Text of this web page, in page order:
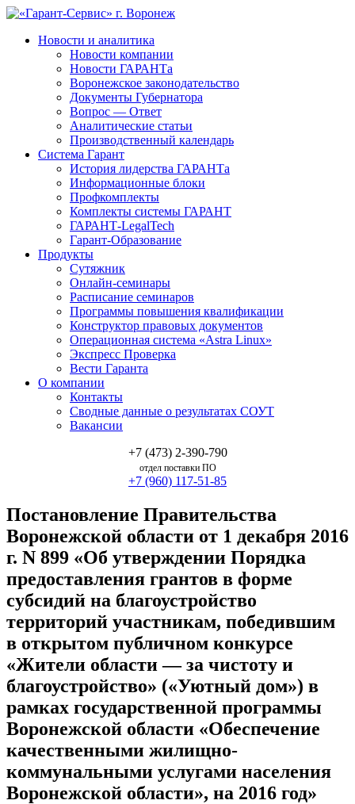
Новости и аналитика
Новости компании
Новости ГАРАНТа
Воронежское законодательство
Документы Губернатора
Вопрос — Ответ
Аналитические статьи
Производственный календарь
Система Гарант
История лидерства ГАРАНТа
Информационные блоки
Профкомплекты
Комплекты системы ГАРАНТ
ГАРАНТ-LegalTech
Гарант-Образование
Продукты
Сутяжник
Онлайн-семинары
Расписание семинаров
Программы повышения квалификации
Конструктор правовых документов
Операционная система «Astra Linux»
Экспресс Проверка
Вести Гаранта
О компании
Контакты
Сводные данные о результатах СОУТ
Вакансии
+7 (473) 2-390-790
отдел поставки ПО
+7 (960) 117-51-85
Постановление Правительства
Воронежской области от 1 декабря 2016
г. N 899 «Об утверждении Порядка
предоставления грантов в форме
субсидий на благоустройство
территорий участникам, победившим
в открытом публичном конкурсе
«Жители области — за чистоту и
благоустройство» («Уютный дом») в
рамках государственной программы
Воронежской области «Обеспечение
качественными жилищно-
коммунальными услугами населения
Воронежской области», на 2016 год»